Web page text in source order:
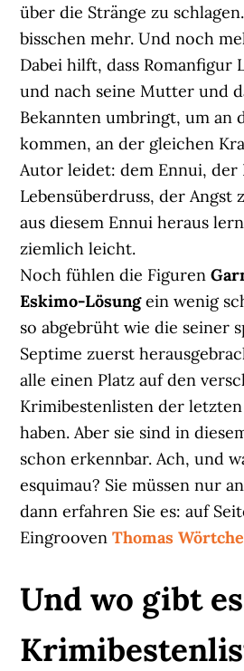
über die Stränge zu
bisschen mehr. Und noch
Dabei hilft, dass Romanfigur
und nach seine Mutter und
Bekannten umbringt, um an
kommen, an der gleichen
Autor leidet: dem Ennui, der
Lebensüberdruss, der Angst
aus diesem Ennui heraus
ziemlich leicht.
Noch fühlen die Figuren
Eskimo-Lösungein wenig
so abgebrüht wie die seiner
Septime zuerst
alle einen Platz auf den
Krimibestenlisten der
haben. Aber sie sind in
schon erkennbar. Ach, und
esquimau? Sie müssen nur
dann erfahren Sie es: auf
EingroovenThomas
Und wo gibt